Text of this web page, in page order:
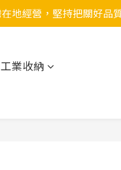
地經營，堅持把關好品
業收納